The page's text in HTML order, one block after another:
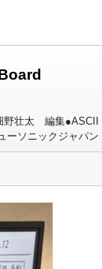
野壮太 編集●ASCII
ーソニックジャパン